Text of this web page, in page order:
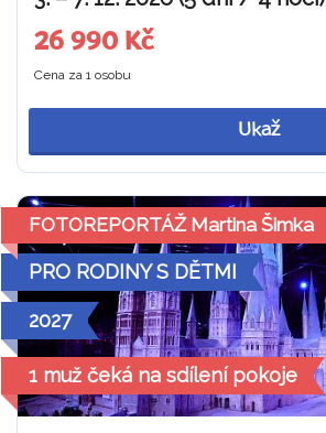
26 990 Kč
Cena za 1 osobu
Ukaž
FOTOREPORTÁŽ Martina Šimka
PRO RODINY S DĚTMI
2027
1 muž čeká na sdílení pokoje